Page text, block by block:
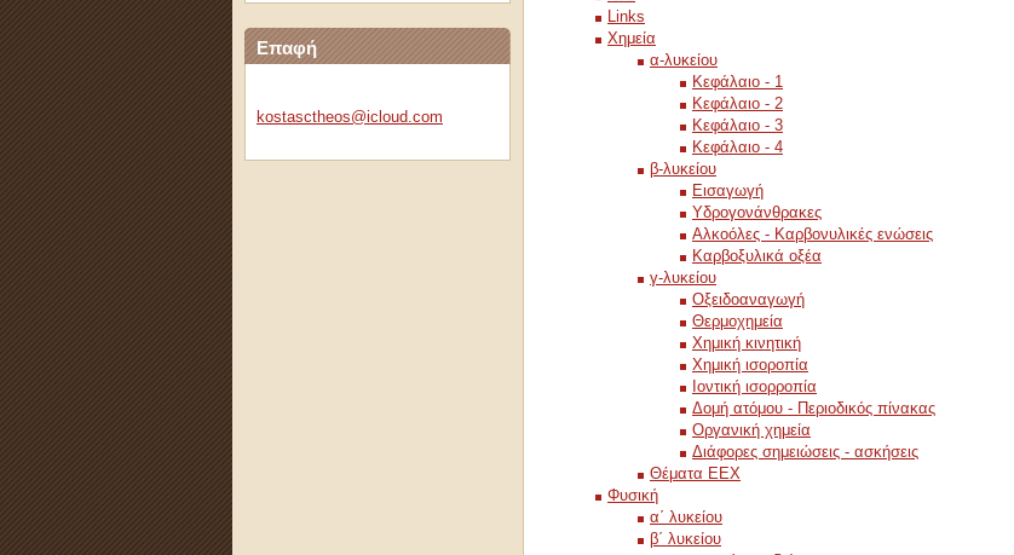
Επαφή
kostasctheos@icl oud.com
Links
Χημεία
α-λυκείου
Κεφάλαιο - 1
Κεφάλαιο - 2
Κεφάλαιο - 3
Κεφάλαιο - 4
β-λυκείου
Εισαγωγή
Υδρογονάνθρακες
Αλκοόλες - Καρβονυλικές ενώσεις
Καρβοξυλικά οξέα
γ-λυκείου
Οξειδοαναγωγή
Θερμοχημεία
Χημική κινητική
Χημική ισοροπία
Ιοντική ισορροπία
Δομή ατόμου - Περιοδικός πίνακας
Οργανική χημεία
Διάφορες σημειώσεις - ασκήσεις
Θέματα ΕΕΧ
Φυσική
α΄ λυκείου
β΄ λυκείου